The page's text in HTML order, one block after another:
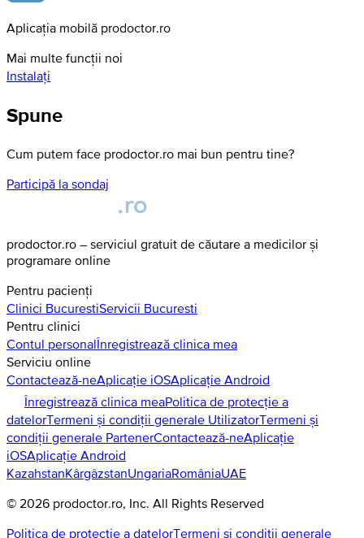
Aplicația mobilă prodoctor.ro
Mai multe funcții noi
Instalați
Spune
Cum putem face prodoctor.ro mai bun pentru tine?
Participă la sondaj
prodoctor.ro – serviciul gratuit de căutare a medicilor și
programare online
Pentru pacienți
Clinici BucurestiServicii Bucuresti
Pentru clinici
Contul personalÎnregistrează clinica mea
Serviciu online
Contactează-neAplicație iOSAplicație Android
Înregistrează clinica meaPolitica de protecție a
datelorTermeni și condiții generale UtilizatorTermeni și
condiții generale PartenerContactează-neAplicație
iOSAplicație Android
KazahstanKârgâzstanUngariaRomâniaUAE
© 2026 prodoctor.ro, Inc. All Rights Reserved
Politica de protecție a datelorTermeni și condiții generale